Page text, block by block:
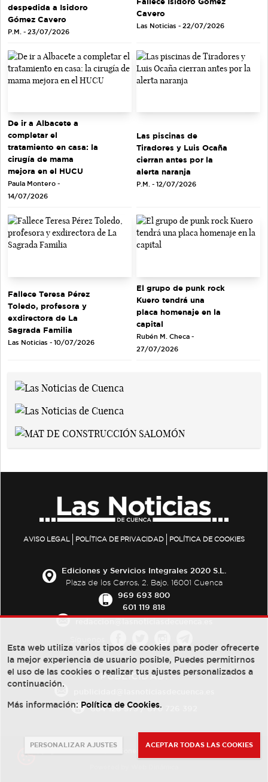
despedida a Isidoro
Gómez Cavero
P.M. - 23/07/2026
Cavero
Las Noticias - 22/07/2026
De ir a Albacete a
completar el
tratamiento en casa: la
cirugía de mama
mejora en el HUCU
Paula Montero -
14/07/2026
Las piscinas de
Tiradores y Luis Ocaña
cierran antes por la
alerta naranja
P.M. - 12/07/2026
Fallece Teresa Pérez
Toledo, profesora y
exdirectora de La
Sagrada Familia
Las Noticias - 10/07/2026
El grupo de punk rock
Kuero tendrá una
placa homenaje en la
capital
Rubén M. Checa -
27/07/2026
AVISO LEGAL POLÍTICA DE PRIVACIDAD POLÍTICA DE COOKIES
Ediciones y Servicios Integrales 2020 S.L.
Plaza de los Carros, 2. Bajo. 16001 Cuenca
969 693 800
601 119 818
PUBLICIDAD:
684 126 573/670 726 392
Esta web utiliza varios tipos de cookies para poder ofrecerte
la mejor experiencia de usuario posible, Puedes permitirnos
el uso de las cookies o realizar tus ajustes personalizados a
continuación.
Más información: Política de Cookies.
PERSONALIZAR AJUSTES ACEPTAR TODAS LAS COOKIES